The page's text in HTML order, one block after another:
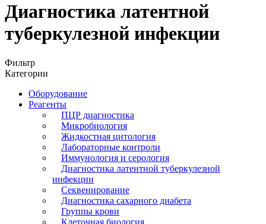
Диагностика латентной
туберкулезной инфекции
Фильтр
Категории
Оборудование
Реагенты
ПЦР диагностика
Микробиология
Жидкостная цитология
Лабораторные контроли
Иммунология и серология
Диагностика латентной туберкулезной
инфекции
Секвенирование
Диагностика сахарного диабета
Группы крови
Клеточная биология